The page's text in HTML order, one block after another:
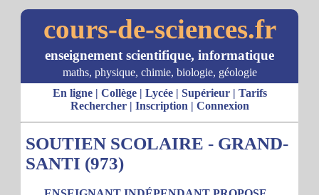
cours-de-sciences.fr
enseignement scientifique, informatique
maths, physique, chimie, biologie, géologie
En ligne| Collège| Lycée| Supérieur| Tarifs
Rechercher| Inscription | Connexion
SOUTIEN SCOLAIRE - GRAND-
SANTI (973)